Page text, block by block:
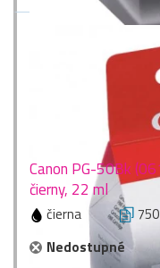
Canon PG-50Bk
čierny, 22 ml
čierna
Nedostupné